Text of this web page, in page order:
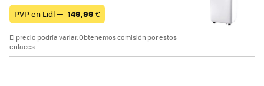
PVP en Lidl — 149,99 €
El precio podría variar. Obtenemos comisión por estos
enlaces